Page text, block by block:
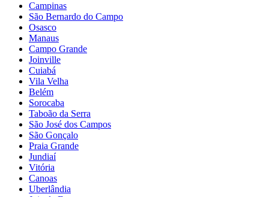
Campinas
São Bernardo do Campo
Osasco
Manaus
Campo Grande
Joinville
Cuiabá
Vila Velha
Belém
Sorocaba
Taboão da Serra
São José dos Campos
São Gonçalo
Praia Grande
Jundiaí
Vitória
Canoas
Uberlândia